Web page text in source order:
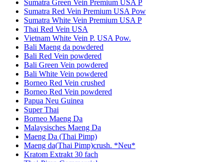
Sumatra Green Vein Premium USA P
Sumatra Red Vein Premium USA Pow
Sumatra White Vein Premium USA P
Thai Red Vein USA
Vietnam White Vein P. USA Pow.
Bali Maeng da powdered
Bali Red Vein powdered
Bali Green Vein powdered
Bali White Vein powdered
Borneo Red Vein crushed
Borneo Red Vein powdered
Papua Neu Guinea
Super Thai
Borneo Maeng Da
Malaysisches Maeng Da
Maeng Da (Thai Pimp)
Maeng da(Thai Pimp)crush. *Neu*
Kratom Extrakt 30 fach